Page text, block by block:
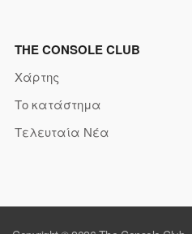
THE CONSOLE CLUB
Χάρτης
Το κατάστημα
Τελευταία Νέα